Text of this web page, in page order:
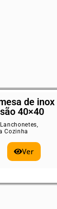
de inox
40×40
Lanchonetes,
Cozinha
Ver